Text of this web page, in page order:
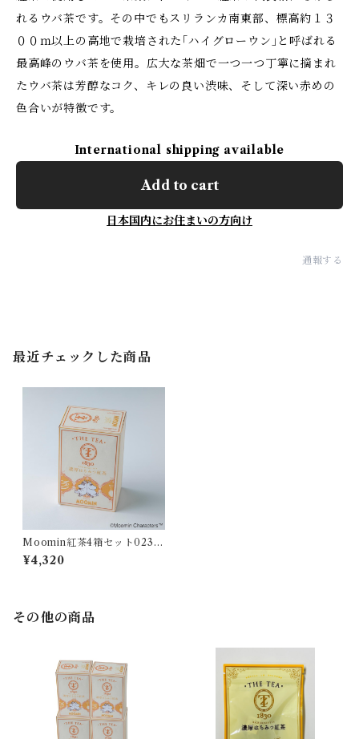
れるウバ茶です。その中でもスリランカ南東部、標高約１３
００ｍ以上の高地で栽培された｢ハイグローウン｣と呼ばれる
最高峰のウバ茶を使用。広大な茶畑で一つ一つ丁寧に摘まれ
たウバ茶は芳醇なコク、キレの良い渋味、そして深い赤めの
色合いが特徴です。
International shipping available
Add to cart
日本国内にお住まいの方向け
通報する
最近チェックした商品
Moomin紅茶4箱セット0231
03 023110 023127 020959
¥4,320
その他の商品